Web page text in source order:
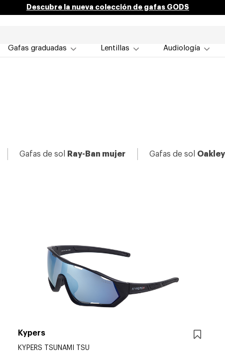
Descubre la nueva colección de gafas GODS
Gafas graduadas Lentillas Audiología
Gafas de sol Ray-Ban mujer Gafas de sol
Kypers
KYPERS TSUNAMI TSU